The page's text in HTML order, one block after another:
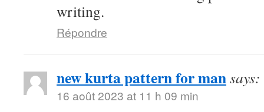
writing.
Répondre
new kurta pattern for mansays:
16 août 2023 at 11 h 09 min